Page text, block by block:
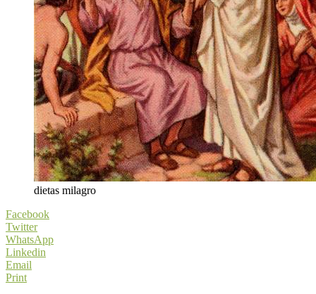
dietas milagro
Facebook
Twitter
WhatsApp
Linkedin
Email
Print